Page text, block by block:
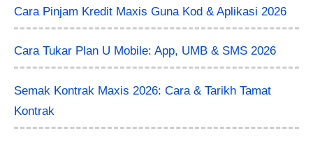
Cara Pinjam Kredit Maxis Guna Kod & Aplikasi 2026
Cara Tukar Plan U Mobile: App, UMB & SMS 2026
Semak Kontrak Maxis 2026: Cara & Tarikh Tamat
Kontrak